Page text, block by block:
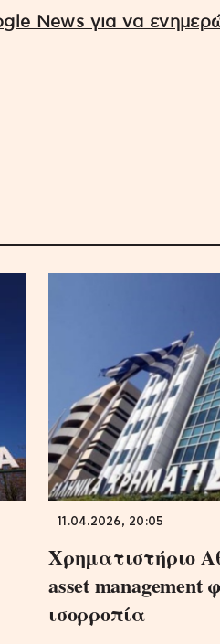
News για να
11.04.2026, 20:05
Χρηματιστήριο
asset management
ισορροπία